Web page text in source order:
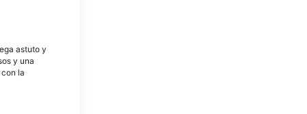
astuto y
y una
la